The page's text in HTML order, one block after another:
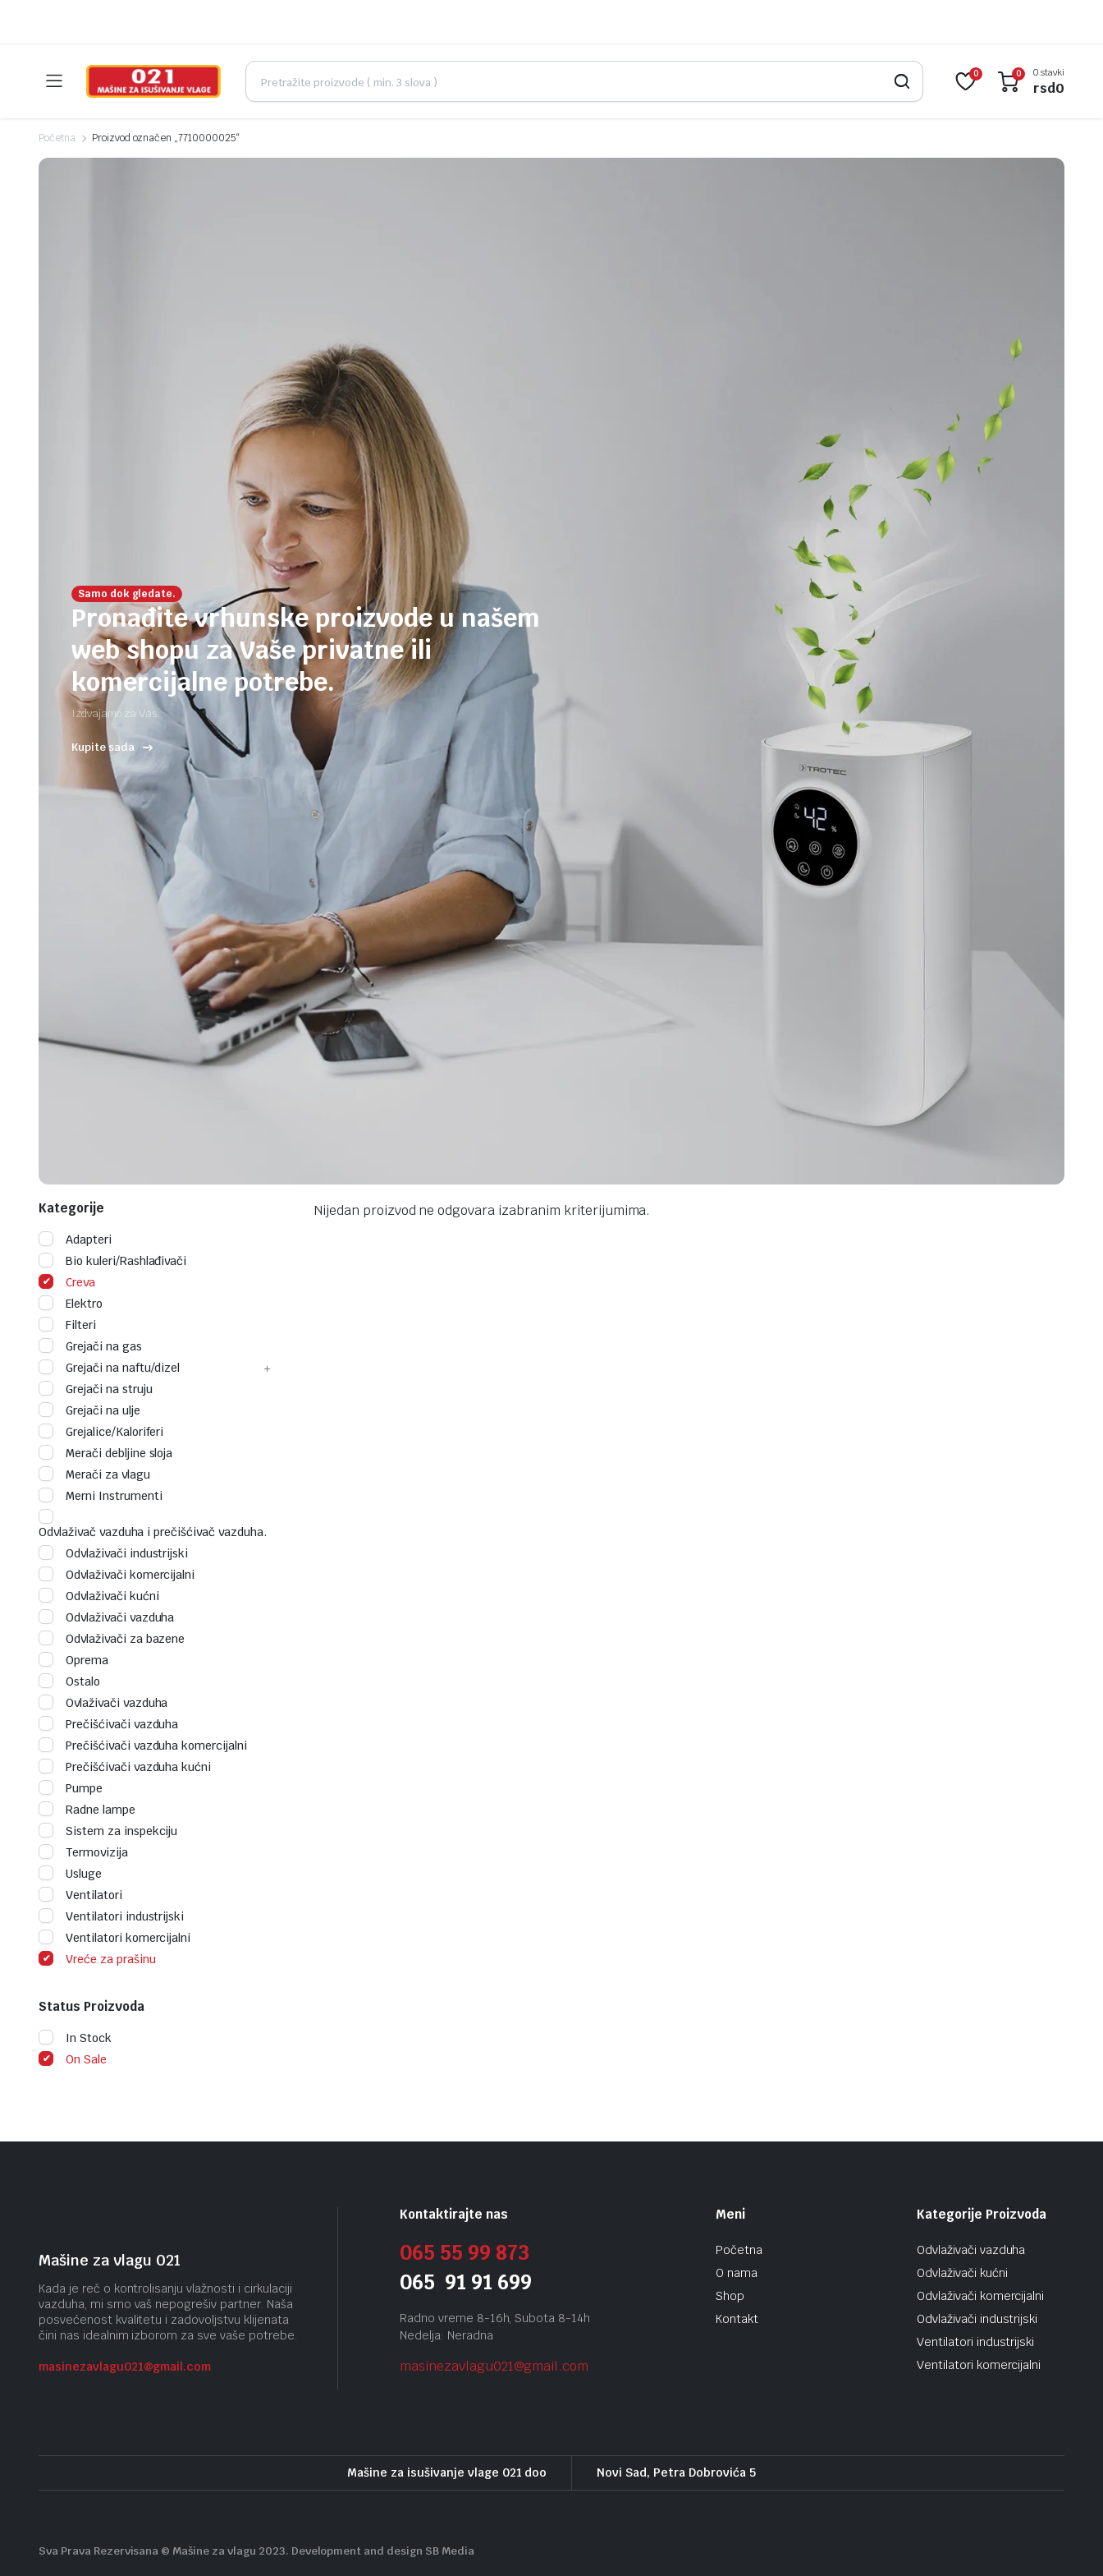
0 0 0 stavki
rsd0
Početna Proizvod označen „7710000025“
Samo dok gledate.
Pronađite vrhunske proizvode u našem
web shopu za Vaše privatne ili
komercijalne potrebe.
Izdvajamo za Vas.
Kupite sada
Nijedan proizvod ne odgovara izabranim kriterijumima.
Kategorije
Adapteri
Bio kuleri/Rashlađivači
Creva
Elektro
Filteri
Grejači na gas
Grejači na naftu/dizel
Grejači na struju
Grejači na ulje
Grejalice/Kaloriferi
Merači debljine sloja
Merači za vlagu
Merni Instrumenti
Odvlaživač vazduha i prečišćivač vazduha.
Odvlaživači industrijski
Odvlaživači komercijalni
Odvlaživači kućni
Odvlaživači vazduha
Odvlaživači za bazene
Oprema
Ostalo
Ovlaživači vazduha
Prečišćivači vazduha
Prečišćivači vazduha komercijalni
Prečišćivači vazduha kućni
Pumpe
Radne lampe
Sistem za inspekciju
Termovizija
Usluge
Ventilatori
Ventilatori industrijski
Ventilatori komercijalni
Vreće za prašinu
Status Proizvoda
In Stock
On Sale
Mašine za vlagu 021
Kada je reč o kontrolisanju vlažnosti i cirkulaciji
vazduha, mi smo vaš nepogrešiv partner. Naša
posvećenost kvalitetu i zadovoljstvu klijenata
čini nas idealnim izborom za sve vaše potrebe.
masinezavlagu021@gmail.com
Kontaktirajte nas
065 55 99 873
065 91 91 699
Radno vreme 8-16h, Subota 8-14h
Nedelja: Neradna
masinezavlagu021@gmail.com
Meni
Početna
O nama
Shop
Kontakt
Kategorije Proizvoda
Odvlaživači vazduha
Odvlaživači kućni
Odvlaživači komercijalni
Odvlaživači industrijski
Ventilatori industrijski
Ventilatori komercijalni
Mašine za isušivanje vlage 021 doo Novi Sad, Petra Dobrovića 5
Sva Prava Rezervisana © Mašine za vlagu 2023. Development and design SB Media